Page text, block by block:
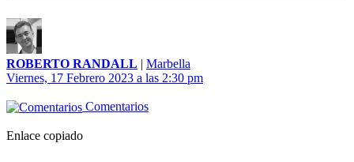
ROBERTO RANDALL | Marbella
Viernes, 17 Febrero 2023 a las 2:30 pm
Comentarios
Enlace copiado